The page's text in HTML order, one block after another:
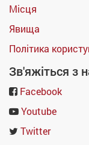
Місця
Явища
Політика
Зв'яжіться з
Facebook
Youtube
Twitter